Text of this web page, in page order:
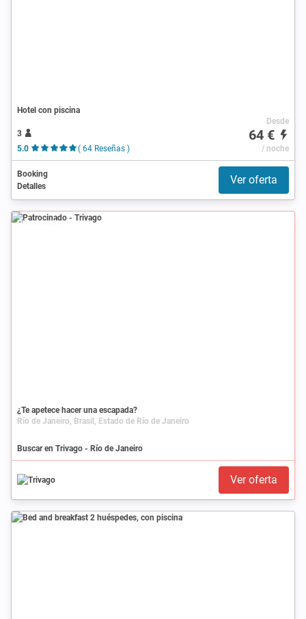
Hotel con piscina
3
5.0
( 64 Reseñas )
Desde
64 €
/ noche
Booking
Detalles
Ver oferta
Patrocinado
¿Te apetece hacer una escapada?
Río de Janeiro, Brasil, Estado de Río de Janeiro
Buscar en Trivago - Río de Janeiro
Ver oferta